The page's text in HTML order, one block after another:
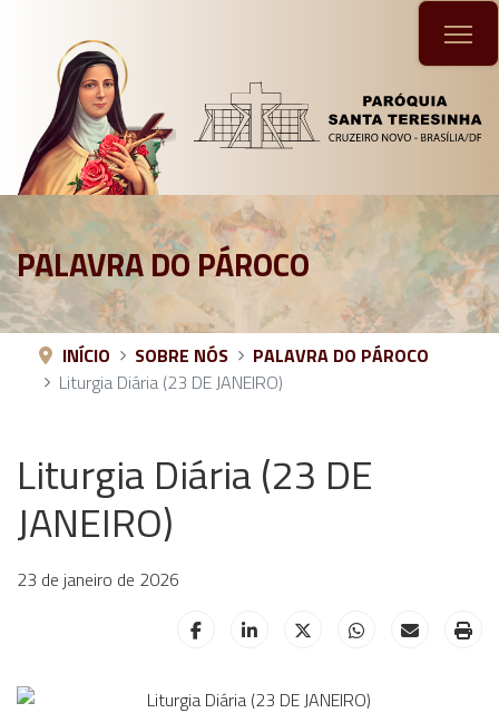
PALAVRA DO PÁROCO
INÍCIO SOBRE NÓS
PALAVRA DO PÁROCO
Liturgia Diária (23 DE JANEIRO)
Liturgia Diária (23 DE
JANEIRO)
23 de janeiro de 2026
HELIX_ULTIMATE_SHARE_FACEBOOK